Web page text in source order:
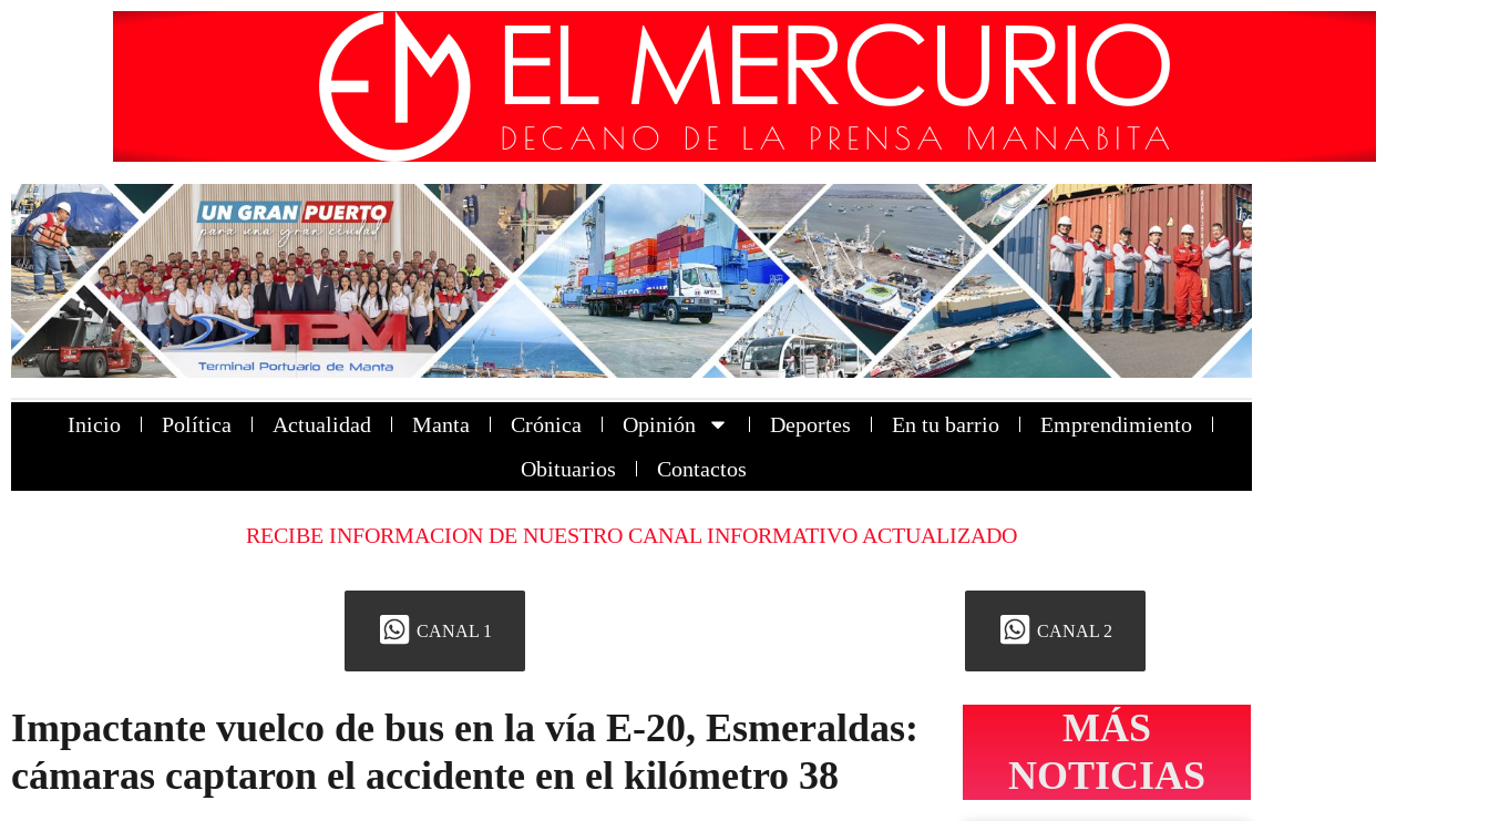
Inicio Política Actualidad Manta Crónica Opinión Deportes En tu barrio
Emprendimiento
Obituarios
Contactos
RECIBE INFORMACION DE NUESTRO CANAL INFORMATIVO ACTUALIZADO
CANAL 1 CANAL 2
Impactante vuelco de bus en la vía E-20, Esmeraldas:
cámaras captaron el accidente en el kilómetro 38
MÁS
NOTICIAS